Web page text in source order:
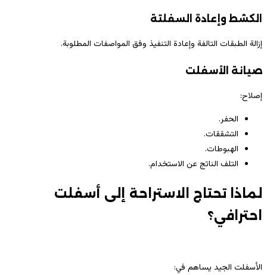
الكشط وإعادة السفلتة
إزالة الطبقات التالفة وإعادة التنفيذ وفق المواصفات المطلوبة.
صيانة الأسفلت
إصلاح:
الحفر.
التشققات.
الهبوطات.
التلف الناتج عن الاستخدام.
لماذا تحتاج الاستراحة إلى أسفلت
احترافي؟
الأسفلت الجيد يساهم في: